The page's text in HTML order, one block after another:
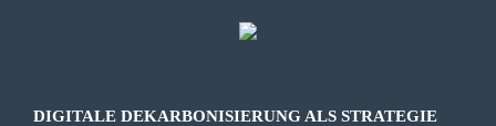
DIGITALE DEKARBONISIERUNG ALS STRATEGIE